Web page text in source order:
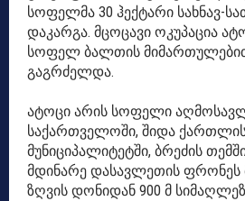
სოფელმა 30 ჰექტარი სახნავ-
დაკარგა. მცოცავი ოკუპაცია
სოფელ ბალთის
გაგრძელდა.
ატოცი არის სოფელი
საქართველოში, შიდა
მუნიციპალიტეტში, ბრეძის
მდინარე დასავლეთის ფრონეს
ზღვის დონიდან 900 მ